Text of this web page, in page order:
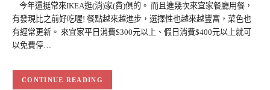
今年還挺常來IKEA逛(消)家(費)俱的。 而且進幾次來宜家餐廳用餐，
有發現比之前好吃喔! 餐點越來越進步，選擇性也越來越豐富，菜色也
有經常更新。 來宜家平日消費$300元以上、假日消費$400元以上就可
以免費停…
CONTINUE READING